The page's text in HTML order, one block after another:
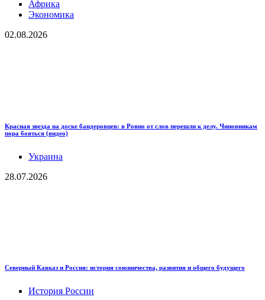
Африка
Экономика
02.08.2026
Красная звезда на доске бандеровцев: в Ровно от слов перешли к делу. Чиновникам
пора бояться (видео)
Украина
28.07.2026
Северный Кавказ и Россия: история союзничества, развития и общего будущего
История России